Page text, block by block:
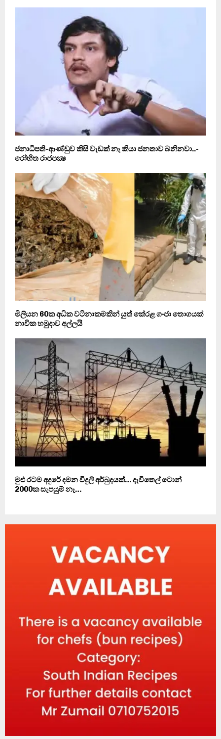
ජනාධිපති-ආණ්ඩුව කිසි වැඩක් නෑ කියා ජනතාව බනිනවා..-
රෝහිත රාජපක්‍ෂ
මිලියන 60ක අධික වටිනාකමකින් යුත් කේරළ ගංජා තොගයක්
නාවික හමුදාව අල්ලයි
මුළු රටම අදුරේ දමන විදුලි අර්බුදයක්… දැවිතෙල් ටොන්
2000ක සැපයුම් නෑ…